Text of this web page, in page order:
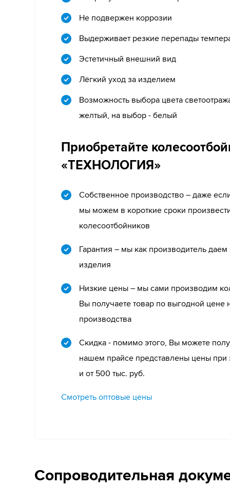
Не подвержен коррозии
Выдерживает резкие перепады
Эстетичный внешний вид
Лёгкий уход за изделием
Возможность выбора цвета
желтый, на выбор - белый
Приобретайте
«ТЕХНОЛОГИЯ»
Собственное производство – даже
мы можем в короткие сроки
колесоотбойников
Гарантия – мы как производитель
изделия
Низкие цены – мы сами производим
Вы получаете товар по выгодной цене
производства
Скидка - помимо этого, Вы можете
нашем прайсе представлены цены при
и от 500 тыс. руб.
Смотреть оптовые цены
Сопроводительная